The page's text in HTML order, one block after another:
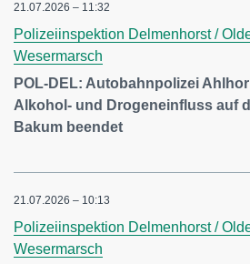
21.07.2026 – 11:32
Polizeiinspektion Delmenhorst /
Wesermarsch
POL-DEL: Autobahnpolizei
Alkohol- und Drogeneinfluss auf
Bakum beendet
21.07.2026 – 10:13
Polizeiinspektion Delmenhorst /
Wesermarsch